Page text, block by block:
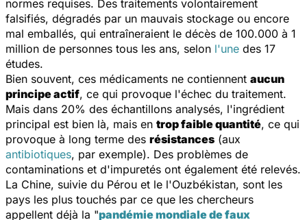
normes requises. Des traitements volontairement
falsifiés, dégradés par un mauvais stockage ou encore
mal emballés, qui entraîneraient le décès de 100.000 à 1
million de personnes tous les ans, selon l'une des 17
études.
Bien souvent, ces médicaments ne contiennent aucun
principe actif, ce qui provoque l'échec du traitement.
Mais dans 20% des échantillons analysés, l'ingrédient
principal est bien là, mais en trop faible quantité, ce qui
provoque à long terme des résistances (aux
antibiotiques, par exemple). Des problèmes de
contaminations et d'impuretés ont également été relevés.
La Chine, suivie du Pérou et le l'Ouzbékistan, sont les
pays les plus touchés par ce que les chercheurs
appellent déjà la "pandémie mondiale de faux